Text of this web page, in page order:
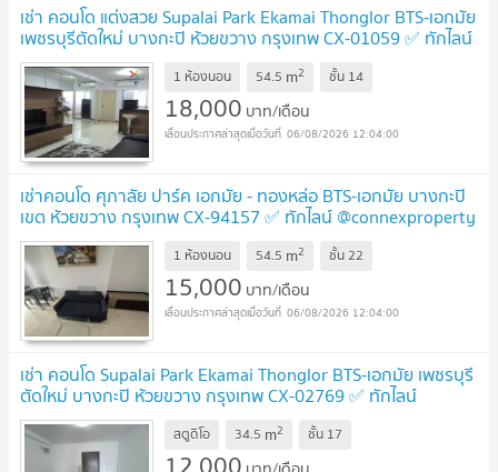
เช่า คอนโด แต่งสวย Supalai Park Ekamai Thonglor BTS-เอกมัย
เพชรบุรีตัดใหม่ บางกะปิ ห้วยขวาง กรุงเทพ CX-01059 ✅ ทักไลน์
@connexproperty ตอบทันที ทีมงานมืออาชีพ ✅
1 ห้องนอน 54.5 m2 ชั้น 14
18,000 บาท/เดือน
06/08/2026 12:04:00
เช่าคอนโด ศุภาลัย ปาร์ค เอกมัย - ทองหล่อ BTS-เอกมัย บางกะปิ
เขต ห้วยขวาง กรุงเทพ CX-94157 ✅ ทักไลน์ @connexproperty
ตอบทันที ทีมงานมืออาชีพ ✅
1 ห้องนอน 54.5 m2 ชั้น22
15,000 บาท/เดือน
06/08/2026 12:04:00
เช่า คอนโด Supalai Park Ekamai Thonglor BTS-เอกมัย เพชรบุรี
ตัดใหม่ บางกะปิ ห้วยขวาง กรุงเทพ CX-02769 ✅ ทักไลน์
@connexproperty ตอบทันที ทีมงานมืออาชีพ ✅
สตูดิโอ 34.5 m2 ชั้น 17